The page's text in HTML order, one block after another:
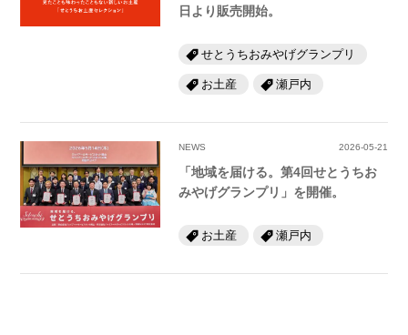
日より販売開始。
せとうちおみやげグランプリ
お土産 瀬戸内
NEWS 2026-05-21
「地域を届ける。第4回せとうちお
みやげグランプリ」を開催。
お土産 瀬戸内